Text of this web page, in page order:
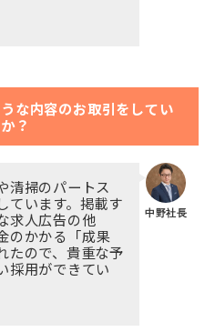
な内容のお取引をしてい
？
清掃のパートス
ています。掲載す
求人広告の他
のかかる「成果
たので、貴重な予
採用ができてい
中野社長